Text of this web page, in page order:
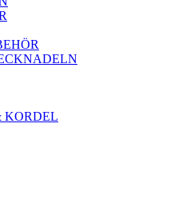
KORDEL